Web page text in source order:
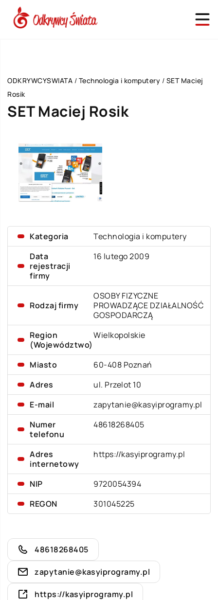
ODKRYWCYSWIATA / Technologia i komputery / SET Maciej
Rosik
SET Maciej Rosik
Kategoria
Technologia i komputery
Data
rejestracji
firmy
16 lutego 2009
Rodzaj firmy
OSOBY FIZYCZNE
PROWADZĄCE DZIAŁALNOŚĆ
GOSPODARCZĄ
Region
(Województwo)
Wielkopolskie
Miasto
60-408 Poznań
Adres
ul. Przelot 10
E-mail
zapytanie@kasyiprogramy.pl
Numer
telefonu
48618268405
Adres
internetowy
https://kasyiprogramy.pl
NIP
9720054394
REGON
301045225
48618268405
zapytanie@kasyiprogramy.pl
https://kasyiprogramy.pl